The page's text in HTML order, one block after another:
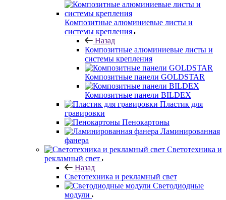
Композитные алюминиевые листы и
системы крепления
Назад
Композитные алюминиевые листы и
системы крепления
Композитные панели GOLDSTAR
Композитные панели BILDEX
Пластик для
гравировки
Пенокартоны
Ламинированная
фанера
Светотехника и
рекламный свет
Назад
Светотехника и рекламный свет
Светодиодные
модули